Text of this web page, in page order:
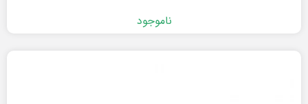
ناموجود